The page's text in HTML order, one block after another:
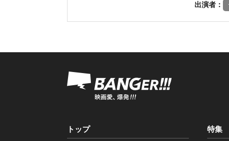
出演者：
トップ 特集